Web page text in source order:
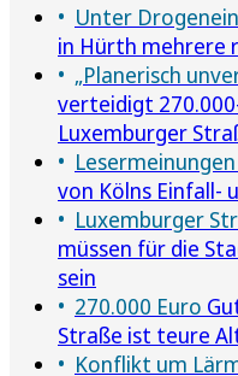
Unter
in Hürth mehrere
„Planerisch
verteidigt
Luxemburger
von Kölns Einfall-
Luxemburger
müssen für die
sein
270.000 Euro
Straße ist teure
Konflikt um